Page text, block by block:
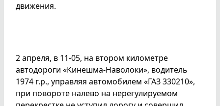
движения.
2 апреля, в 11-05, на втором километре
автодороги «Кинешма-Наволоки», водитель
1974 г.р., управляя автомобилем «ГАЗ 330210»,
при повороте налево на нерегулируемом